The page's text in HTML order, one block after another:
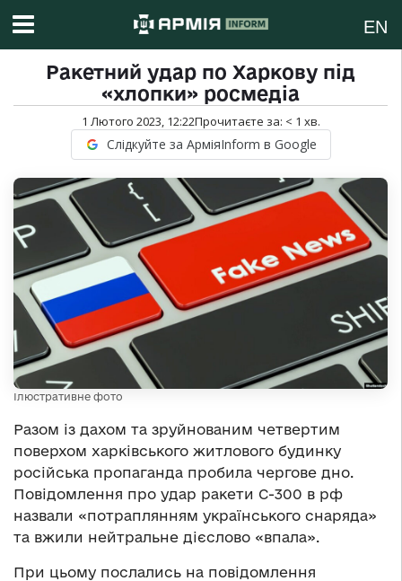
EN
Ракетний удар по Харкову під
«хлопки» росмедіа
1 Лютого 2023, 12:22Прочитаєте за: < 1 хв.
Слідкуйте за АрміяInform в Google
Ілюстративне фото
Разом із дахом та зруйнованим четвертим
поверхом харківського житлового будинку
російська пропаганда пробила чергове дно.
Повідомлення про удар ракети С-300 в рф
назвали «потраплянням українського снаряда»
та вжили нейтральне дієслово «впала».
При цьому послались на повідомлення